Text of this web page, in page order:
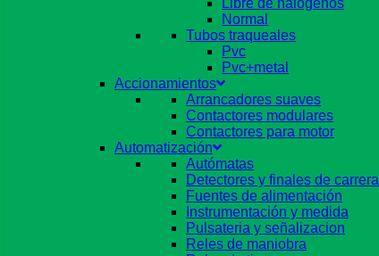
Libre de halógenos
Normal
Tubos traqueales
Pvc
Pvc+metal
Accionamientos
Arrancadores suaves
Contactores modulares
Contactores para motor
Automatización
Autómatas
Detectores y finales de carrera
Fuentes de alimentación
Instrumentación y medida
Pulsateria y señalizacion
Reles de maniobra